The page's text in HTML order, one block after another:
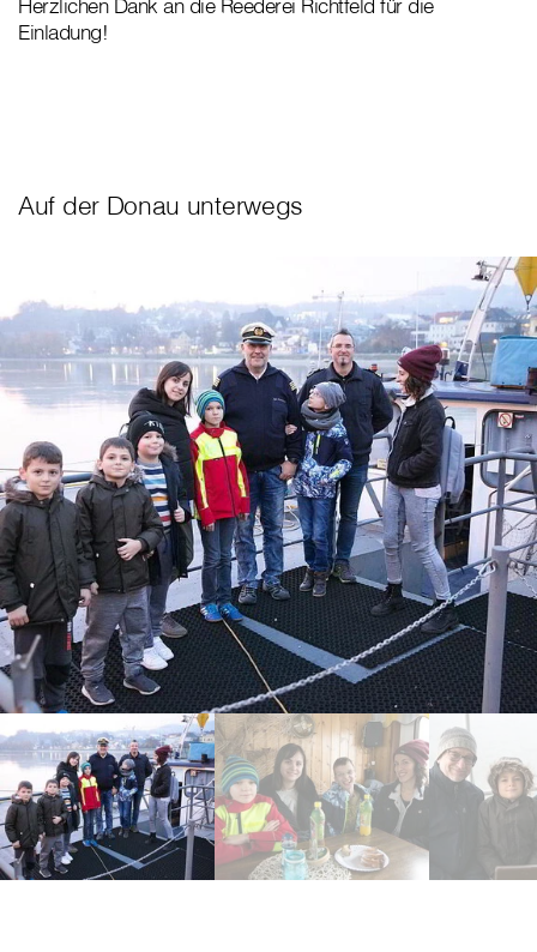
Herzlichen Dank an die Reederei Richtfeld für die
Einladung!
Auf der Donau unterwegs